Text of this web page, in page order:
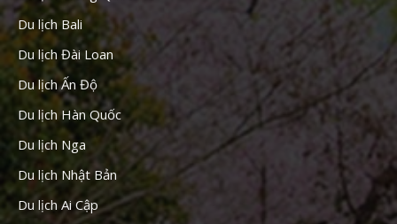
Du lịch Bali
Du lịch Đài Loan
Du lịch Ấn Độ
Du lịch Hàn Quốc
Du lịch Nga
Du lịch Nhật Bản
Du lịch Ai Cập